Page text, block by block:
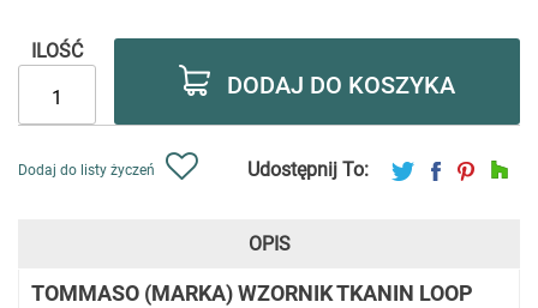
ILOŚĆ
DODAJ DO KOSZYKA
Dodaj do listy życzeń Udostępnij To:
OPIS
TOMMASO (MARKA) WZORNIK TKANIN LOOP